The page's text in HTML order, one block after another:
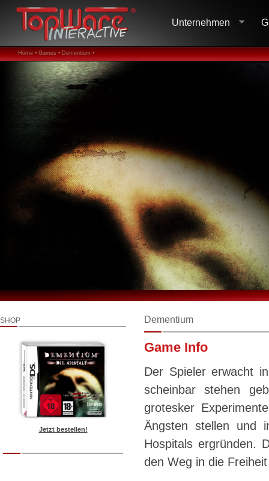
Unternehmen
Home • Games • Dementium •
SHOP
Jetzt bestellen!
Dementium
Game Info
Der Spieler erwacht
scheinbar stehen
grotesker
Ängsten stellen und
Hospitals ergründen.
den Weg in die